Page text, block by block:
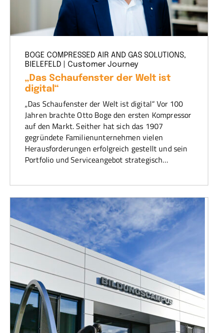
BOGE COMPRESSED AIR AND GAS SOLUTIONS,
BIELEFELD | Customer Journey
„Das Schaufenster der Welt ist
digital“
„Das Schaufenster der Welt ist digital“ Vor 100
Jahren brachte Otto Boge den ersten Kompressor
auf den Markt. Seither hat sich das 1907
gegründete Familienunternehmen vielen
Herausforderungen erfolgreich gestellt und sein
Portfolio und Serviceangebot strategisch…